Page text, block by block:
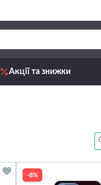
Акції та знижки
-8%